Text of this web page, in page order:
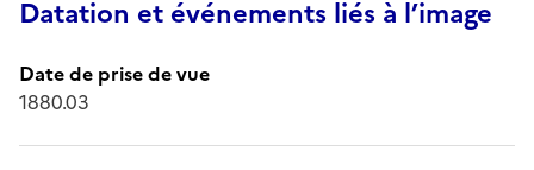
Datation et événements liés à l’image
Date de prise de vue
1880.03